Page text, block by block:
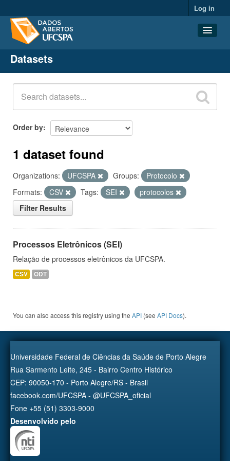
Log in
Datasets
Organizations
Groups
About
Datasets
Order by
1 dataset found
Organizations: UFCSPA Groups:
Protocolo
Formats:
CSV Tags: SEI
protocolos
Filter Results
Processos Eletrônicos (SEI)
Relação de processos eletrônicos da UFCSPA.
CSV ODT
You can also access this registry using the API (see API Docs).
Universidade Federal de Ciências da Saúde de Porto Alegre
Rua Sarmento Leite, 245 - Bairro Centro Histórico
CEP: 90050-170 - Porto Alegre/RS - Brasil
facebook.com/UFCSPA - @UFCSPA_oficial
Fone +55 (51) 3303-9000
Desenvolvido pelo